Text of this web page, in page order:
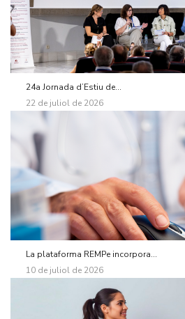
24a Jornada d’Estiu de...
22 de juliol de 2026
La plataforma REMPe incorpora...
10 de juliol de 2026